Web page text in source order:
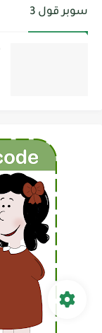
سوبر قول 3